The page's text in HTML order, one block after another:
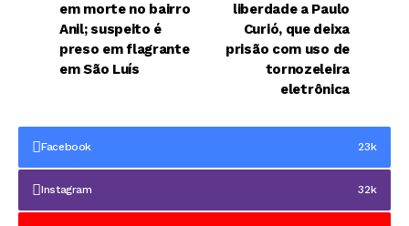
em morte no bairro
Anil; suspeito é
preso em flagrante
em São Luís
liberdade a Paulo
Curió, que deixa
prisão com uso de
tornozeleira
eletrônica
Facebook 23k
Instagram 32k